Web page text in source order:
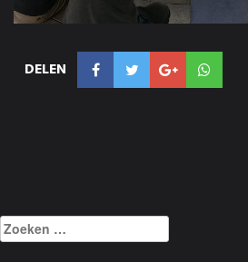
DELEN
Zoeken
naar: